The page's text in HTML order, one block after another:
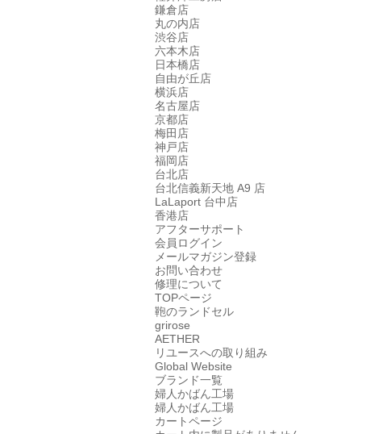
鎌倉店
丸の内店
渋谷店
六本木店
日本橋店
自由が丘店
横浜店
名古屋店
京都店
梅田店
神戸店
福岡店
台北店
台北信義新天地 A9 店
LaLaport 台中店
香港店
アフターサポート
会員ログイン
メールマガジン登録
お問い合わせ
修理について
TOPページ
鞄のランドセル
grirose
AETHER
リユースへの取り組み
Global Website
ブランド一覧
婦人かばん工場
婦人かばん工場
カートページ